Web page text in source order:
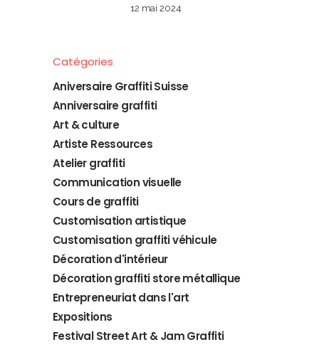
12 mai 2024
Catégories
Aniversaire Graffiti Suisse
Anniversaire graffiti
Art & culture
Artiste Ressources
Atelier graffiti
Communication visuelle
Cours de graffiti
Customisation artistique
Customisation graffiti véhicule
Décoration d'intérieur
Décoration graffiti store métallique
Entrepreneuriat dans l'art
Expositions
Festival Street Art & Jam Graffiti